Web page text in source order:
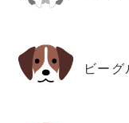
ビーグ